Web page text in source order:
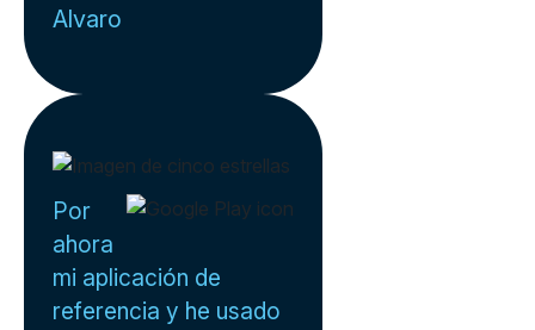
Alvaro
Por
ahora
mi aplicación de
referencia y he usado